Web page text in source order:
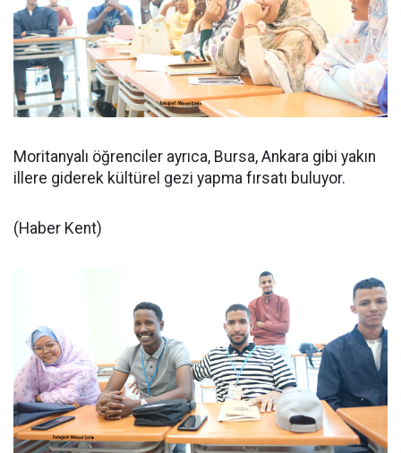
Moritanyalı öğrenciler ayrıca, Bursa, Ankara gibi yakın
illere giderek kültürel gezi yapma fırsatı buluyor.
(Haber Kent)